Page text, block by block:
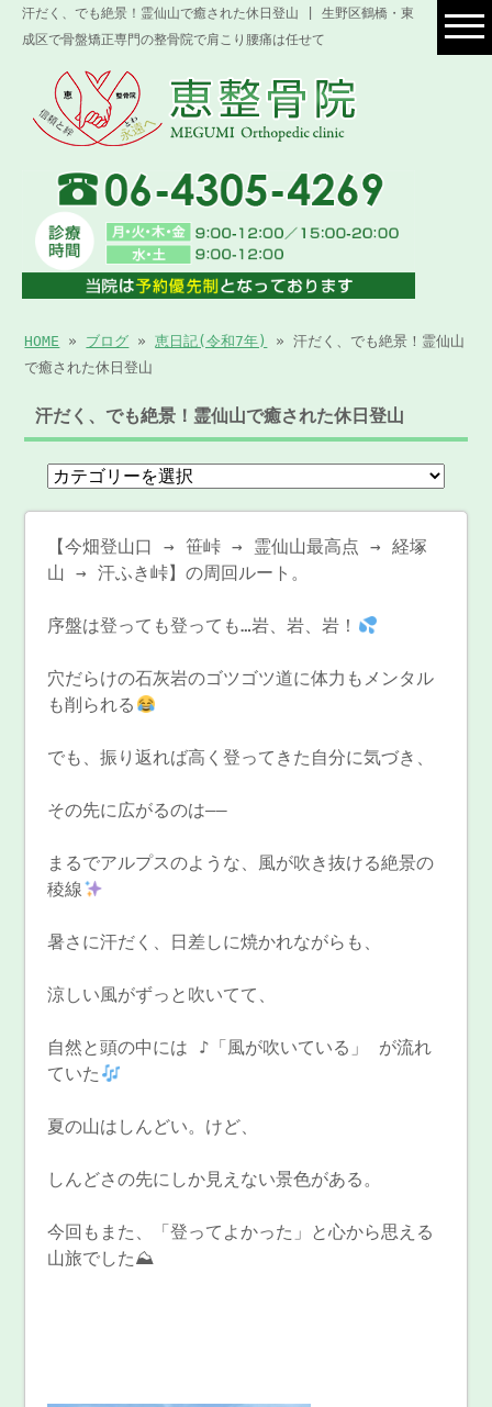
汗だく、でも絶景！霊仙山で癒された休日登山 | 生野区鶴橋・東
成区で骨盤矯正専門の整骨院で肩こり腰痛は任せて
HOME » ブログ »恵日記(令和7年)
» 汗だく、でも絶景！霊仙山
で癒された休日登山
汗だく、でも絶景！霊仙山で癒された休日登山
【今畑登山口 → 笹峠 → 霊仙山最高点 → 経塚
山 → 汗ふき峠】の周回ルート。
序盤は登っても登っても…岩、岩、岩！
穴だらけの石灰岩のゴツゴツ道に体力もメンタル
も削られる
でも、振り返れば高く登ってきた自分に気づき、
その先に広がるのは――
まるでアルプスのような、風が吹き抜ける絶景の
稜線
暑さに汗だく、日差しに焼かれながらも、
涼しい風がずっと吹いてて、
自然と頭の中には ♪「風が吹いている」 が流れ
ていた
夏の山はしんどい。けど、
しんどさの先にしか見えない景色がある。
今回もまた、「登ってよかった」と心から思える
山旅でした⛰️